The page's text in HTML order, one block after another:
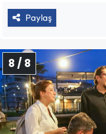
Paylaş
8 / 8